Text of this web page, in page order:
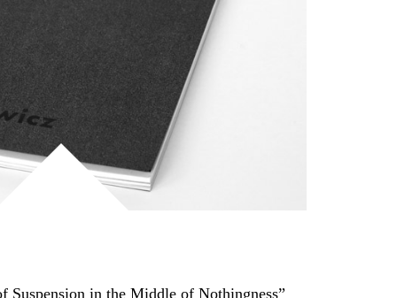
Suspension in the Middle of Nothingness”